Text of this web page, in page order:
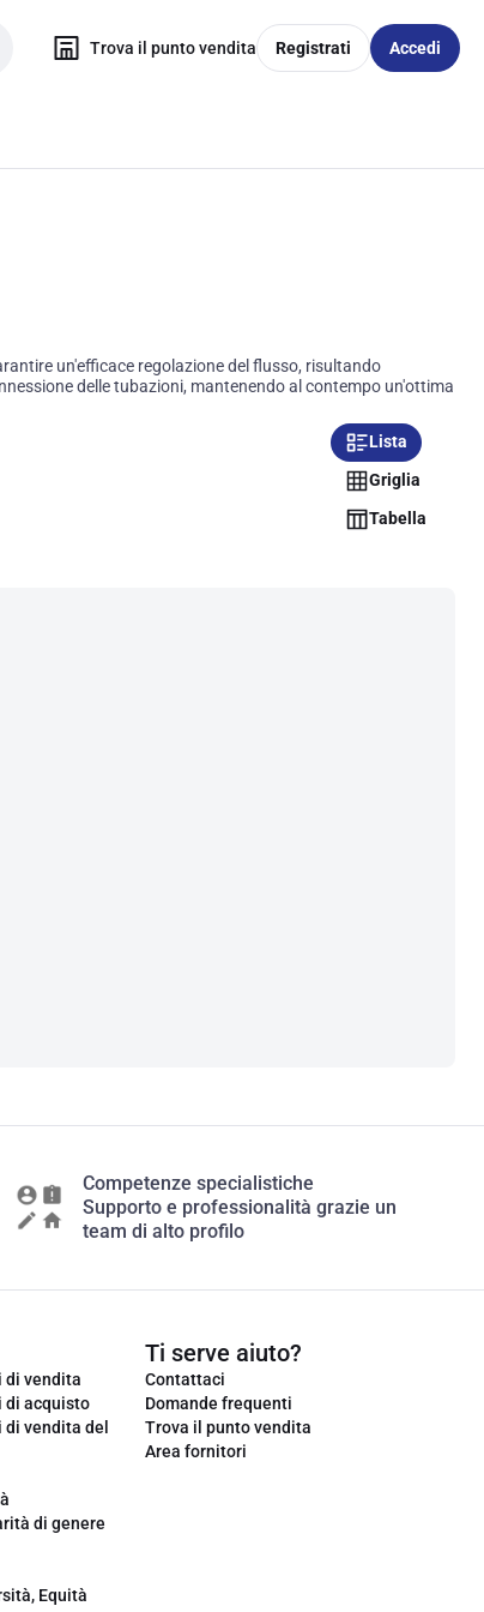
Trova il punto vendita Registrati Accedi
un'efficace regolazione del flusso, risultando
delle tubazioni, mantenendo al contempo un'ottima
Lista
Griglia
Tabella
Competenze specialistiche
Supporto e professionalità grazie un
team di alto profilo
di vendita
di acquisto
vendita del
di genere
Equità
Ti serve aiuto?
Contattaci
Domande frequenti
Trova il punto vendita
Area fornitori